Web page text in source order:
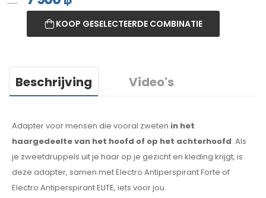
KOOP GESELECTEERDE COMBINATIE
Beschrijving Video's
Adapter voor mensen die vooral zweten in het
haargedeeltevan het hoofd of op het achterhoofd. Als
je zweetdruppels uit je haarop je gezichten kleding krijgt, is
deze adapter, samen met Electro Antiperspirant Forte of
Electro Antiperspirant ELITE, iets voor jou.